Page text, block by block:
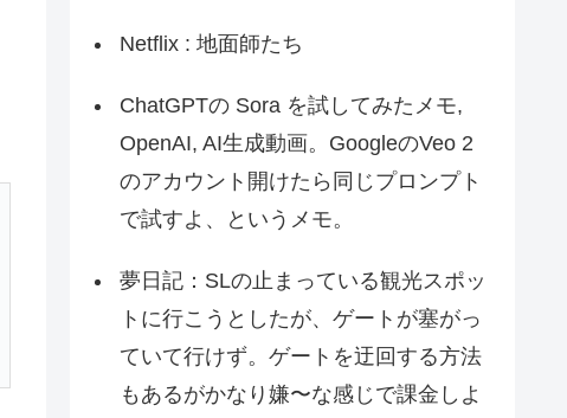
Netflix : 地面師たち
ChatGPTの Sora を試してみたメモ,
OpenAI, AI生成動画。GoogleのVeo 2
のアカウント開けたら同じプロンプト
で試すよ、というメモ。
夢日記：SLの止まっている観光スポッ
トに行こうとしたが、ゲートが塞がっ
ていて行けず。ゲートを迂回する方法
もあるがかなり嫌〜な感じで課金しよ